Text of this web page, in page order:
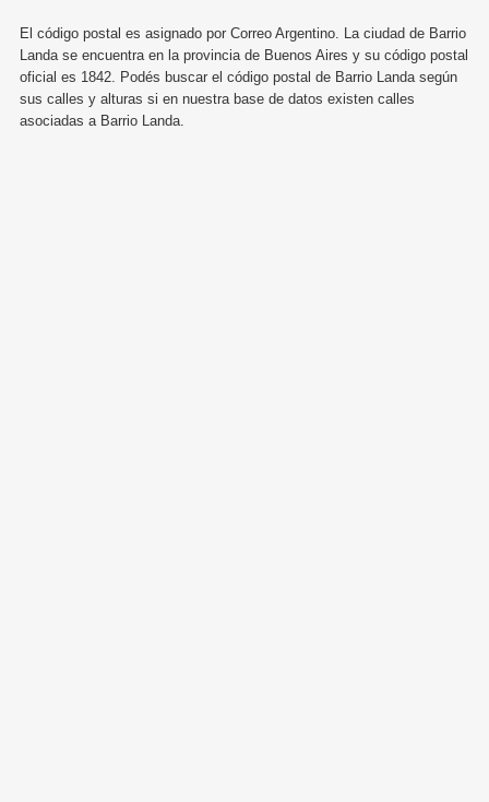
El código postal es asignado por Correo Argentino. La ciudad de Barrio
Landa se encuentra en la provincia de Buenos Aires y su código postal
oficial es 1842. Podés buscar el código postal de Barrio Landa según
sus calles y alturas si en nuestra base de datos existen calles
asociadas a Barrio Landa.